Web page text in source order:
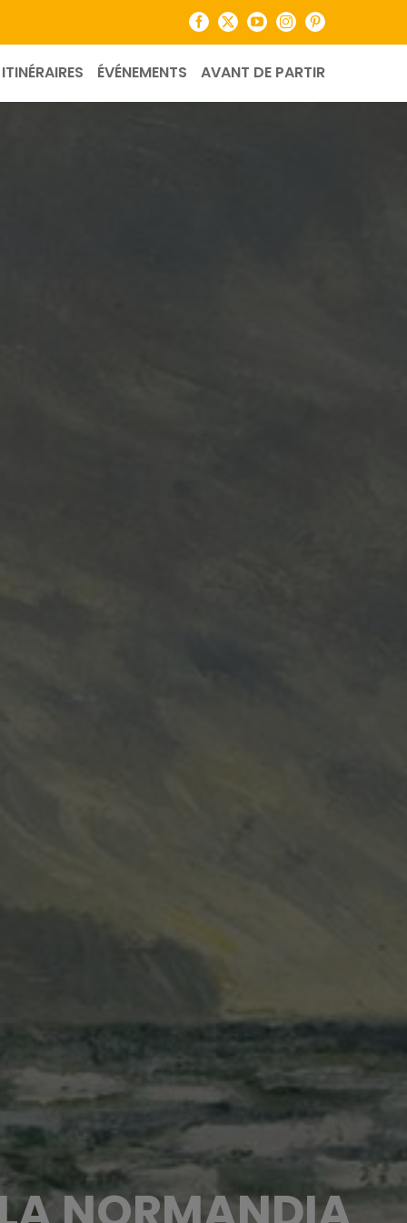
Facebook
X YouTubeInstagramPinterest
ÉVÉNEMENTS AVANT DE PARTIR